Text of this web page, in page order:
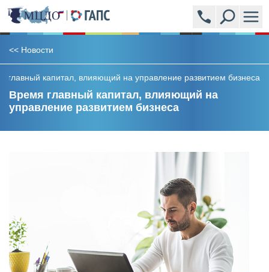
ПРОГРАММЫ
АКАДЕМСИТИ (УЧЕБНЫЙ ЦЕНТР)
ЭКСПЕРТЫ
ОБРАЗЦЫ ВЫДАВАЕМЫХ ДОКУМЕНТОВ
ОТЗЫВЫ
СТОИМОСТЬ
<< Новости
главный капитал, влияющий на управление развитием бизнеса
Время главный капитал, влияющий на
управление развитием бизнеса